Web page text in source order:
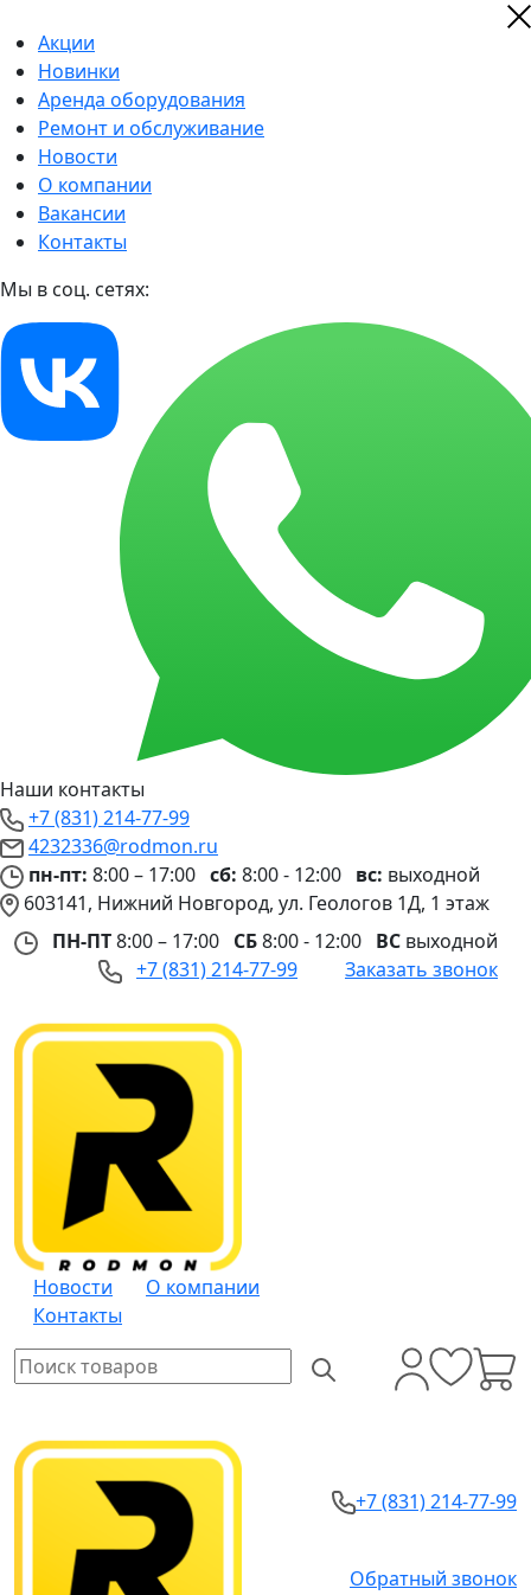
Акции
Новинки
Аренда оборудования
Ремонт и обслуживание
Новости
О компании
Вакансии
Контакты
Мы в соц. сетях:
Наши контакты
+7 (831) 214-77-99
4232336@rodmon.ru
пн-пт: 8:00 – 17:00 сб: 8:00 - 12:00 вс: выходной
603141, Нижний Новгород, ул. Геологов 1Д, 1 этаж
ПН-ПТ8:00 – 17:00 СБ8:00 - 12:00 ВС выходной
+7 (831) 214-77-99
Заказать звонок
Новости
О компании
Контакты
+7 (831) 214-77-99
Обратный звонок